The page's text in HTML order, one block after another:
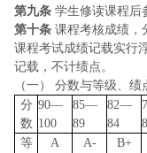
第九条 学生修读课程后
第十条 课程考核成绩，
课程考试成绩记载实行
记载，不计绩点。
（一） 分数与等级、绩
分
数
90―
100
85―
89
82―
84
等
A A- B+